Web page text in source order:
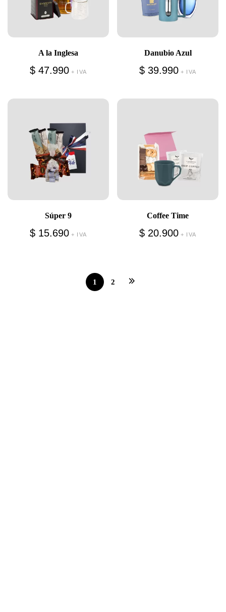
A la Inglesa
$47.990 + IVA
Danubio Azul
$39.990 + IVA
Súper 9
$15.690 + IVA
Coffee Time
$20.900 + IVA
1 2